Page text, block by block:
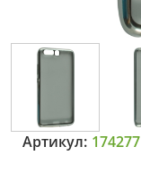
Артикул: 174277